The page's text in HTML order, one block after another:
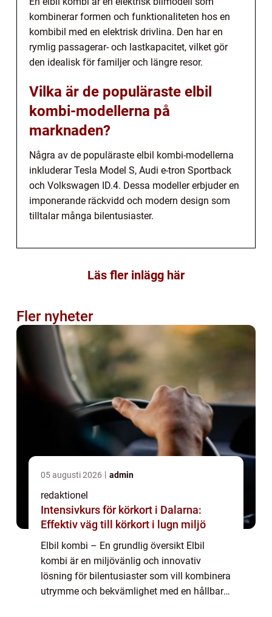
kombinerar formen och funktionaliteten hos en
kombibil med en elektrisk drivlina. Den har en
rymlig passagerar- och lastkapacitet, vilket gör
den idealisk för familjer och längre resor.
Vilka är de populäraste elbil
kombi-modellerna på
marknaden?
Några av de populäraste elbil kombi-modellerna
inkluderar Tesla Model S, Audi e-tron Sportback
och Volkswagen ID.4. Dessa modeller erbjuder en
imponerande räckvidd och modern design som
tilltalar många bilentusiaster.
Läs fler inlägg här
Fler nyheter
05 augusti 2026 admin
redaktionel
Intensivkurs för körkort i Dalarna:
Effektiv väg till körkort i lugn miljö
Elbil kombi – En grundlig översikt Elbil
kombi är en miljövänlig och innovativ
lösning för bilentusiaster som vill kombinera
utrymme och bekvämlighet med en hållbar